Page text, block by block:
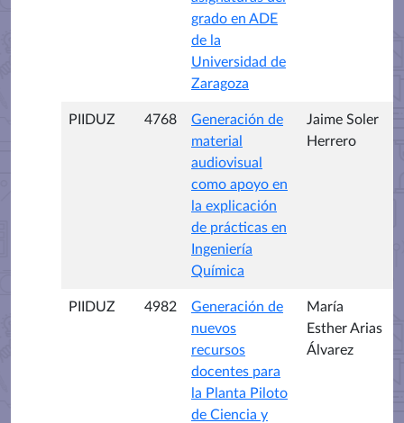
grado en ADE
de la
Universidad de
Zaragoza
PIIDUZ 4768
Generación de
material
audiovisual
como apoyo en
la explicación
de prácticas en
Ingeniería
Química
Jaime Soler
Herrero
PIIDUZ 4982
Generación de
nuevos
recursos
docentes para
la Planta Piloto
de Ciencia y
María
Esther Arias
Álvarez